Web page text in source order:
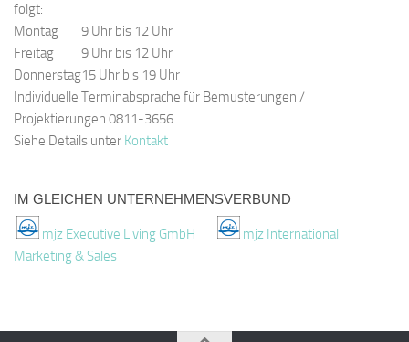
folgt:
Montag
9 Uhr bis 12 Uhr
Freitag
9 Uhr bis 12 Uhr
Donnerstag15 Uhr bis 19 Uhr
Individuelle Terminabsprache für Bemusterungen /
Projektierungen 0811-3656
Siehe Details unter Kontakt
IM GLEICHEN UNTERNEHMENSVERBUND
mjz Executive Living GmbH
mjz International
Marketing & Sales